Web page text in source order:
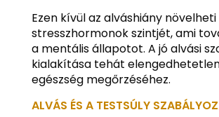
Ezen kívül az alváshiány növelheti
stresszhormonok szintjét, ami
a mentális állapotot. A jó alvási
kialakítása tehát
egészség megőrzéséhez.
ALVÁS ÉS A TESTSÚLY